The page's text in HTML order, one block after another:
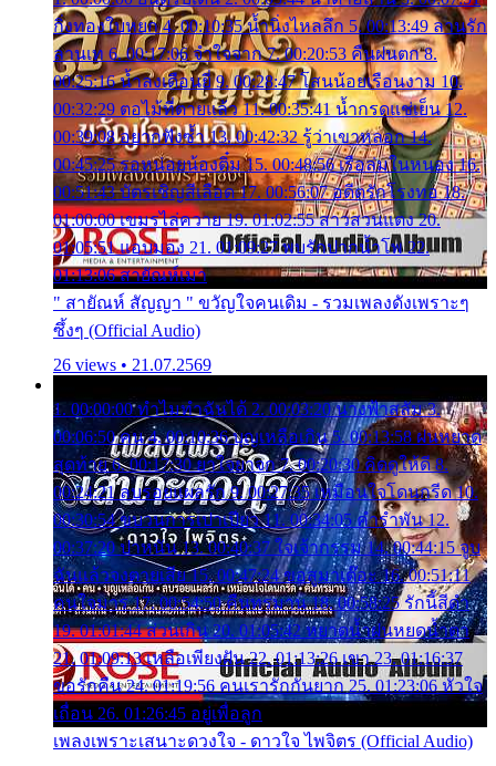
กิ่งทองใบหยก 4. 00:10:35 น้ำนิ่งไหลลึก 5. 00:13:49 ลานรัก
ลานเท 6. 00:17:06 จำใจจาก 7. 00:20:53 คืนฝนตก 8.
00:25:16 น้ำลงเดือนยี่ 9. 00:28:47 โสนน้อยเรือนงาม 10.
00:32:29 ตอไม้ที่ตายแล้ว 11. 00:35:41 น้ำกรดแช่เย็น 12.
00:39:08 อยากฟังซ้ำ 13. 00:42:32 รู้ว่าเขาหลอก 14.
00:45:25 รอหน่อยน้องติ๋ม 15. 00:48:56 เรือล่มในหนอง 16.
00:51:43 บัตรเชิญสีเลือด 17. 00:56:07 อดีตรักโรงทอ 18.
01:00:00 เขมรไล่ควาย 19. 01:02:55 สาวสวนแตง 20.
01:05:51 แอบมอง 21. 01:09:27 พบรักปากน้ำโพ 22.
01:13:06 สายัณห์เมา
" สายัณห์ สัญญา " ขวัญใจคนเดิม - รวมเพลงดังเพราะๆ
ซึ้งๆ (Official Audio)
26 views • 21.07.2569
1. 00:00:00 ทำไมทำฉันได้ 2. 00:03:20 นางฟ้าสลัม 3.
00:06:50 คน 4. 00:10:36 บุญเหลือเกิน 5. 00:13:58 ฝนหยาด
สุดท้าย 6. 00:17:30 ยาใจยาจก 7. 00:20:30 คิดดูให้ดี 8.
00:24:21 ลบรอยแผลรัก 9. 00:27:35 เหมือนใจโดนกรีด 10.
00:30:54 ขบวนการเปาเปียว 11. 00:34:05 คำรำพัน 12.
00:37:20 ปาหนัน 13. 00:40:37 ใจเจ้ากรรม 14. 00:44:15 จูบ
ฉันแล้วจงตายเสีย 15. 00:47:24 ขอสูมาเต๊อะ 16. 00:51:11
คนใจมาร 17. 00:54:50 คืนทรมาน 18. 00:58:25 รักนี้สีดำ
19. 01:01:44 ส่วนเกิน 20. 01:05:42 หยาดน้ำฝนหยดน้ำตา
21. 01:09:13 เหลือเพียงฝัน 22. 01:13:26 เขา 23. 01:16:37
ขอรักคืน 24. 01:19:56 คนเรารักกันยาก 25. 01:23:06 หัวใจ
เถื่อน 26. 01:26:45 อยู่เพื่อลูก
เพลงเพราะเสนาะดวงใจ - ดาวใจ ไพจิตร (Official Audio)